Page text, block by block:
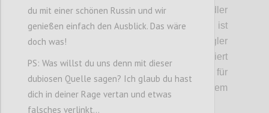
Gastronomieangebot und Service für Radler
ausgebaut werden. Auf dem Kahlenberg ist
ein Angebot für Touristen und Ausflügler
angedacht: In die Bergstation integriert
werden sollen ein Souvenirshop, ein Markt für
regionale Anbieter, etwa aus dem
du mit einer schönen Russin und wir
genießen einfach den Ausblick. Das wäre
doch was!
PS: Was willst du uns denn mit dieser
dubiosen Quelle sagen? Ich glaub du hast
dich in deiner Rage vertan und etwas
falsches verlinkt...